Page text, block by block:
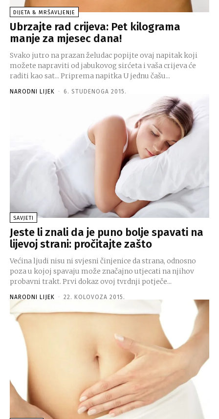
DIJETA & MRŠAVLJENJE
Ubrzajte rad crijeva: Pet kilograma
manje za mjesec dana!
Svako jutro na prazan želudac popijte ovaj napitak koji
možete napraviti od jabukovog sirćeta i vaša crijeva će
raditi kao sat... Priprema napitka U jednu čašu...
NARODNI LIJEK - 6. STUDENOGA 2015.
SAVJETI
Jeste li znali da je puno bolje spavati na
lijevoj strani: pročitajte zašto
Većina ljudi nisu ni svjesni činjenice da strana, odnosno
poza u kojoj spavaju može značajno utjecati na njihov
probavni trakt. Prvi dokaz ovoj tvrdnji potječe...
NARODNI LIJEK - 22. KOLOVOZA 2015.